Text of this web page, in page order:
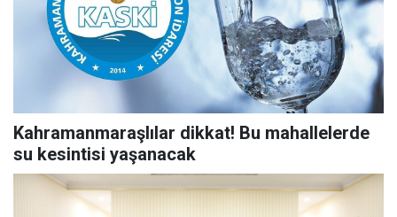
Kahramanmaraşlılar dikkat! Bu mahallelerde
su kesintisi yaşanacak